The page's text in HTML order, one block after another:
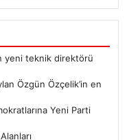
yeni teknik direktörü
Özgün Özçelik’in en
Yeni Parti